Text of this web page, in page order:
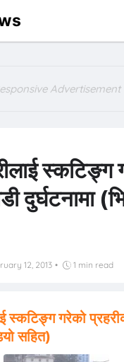
Advertisement
स्कटिङ्ग
दुर्घटनामा
12, 2013 • 1 min read
स्कटिङ्ग गरेको
सहित)